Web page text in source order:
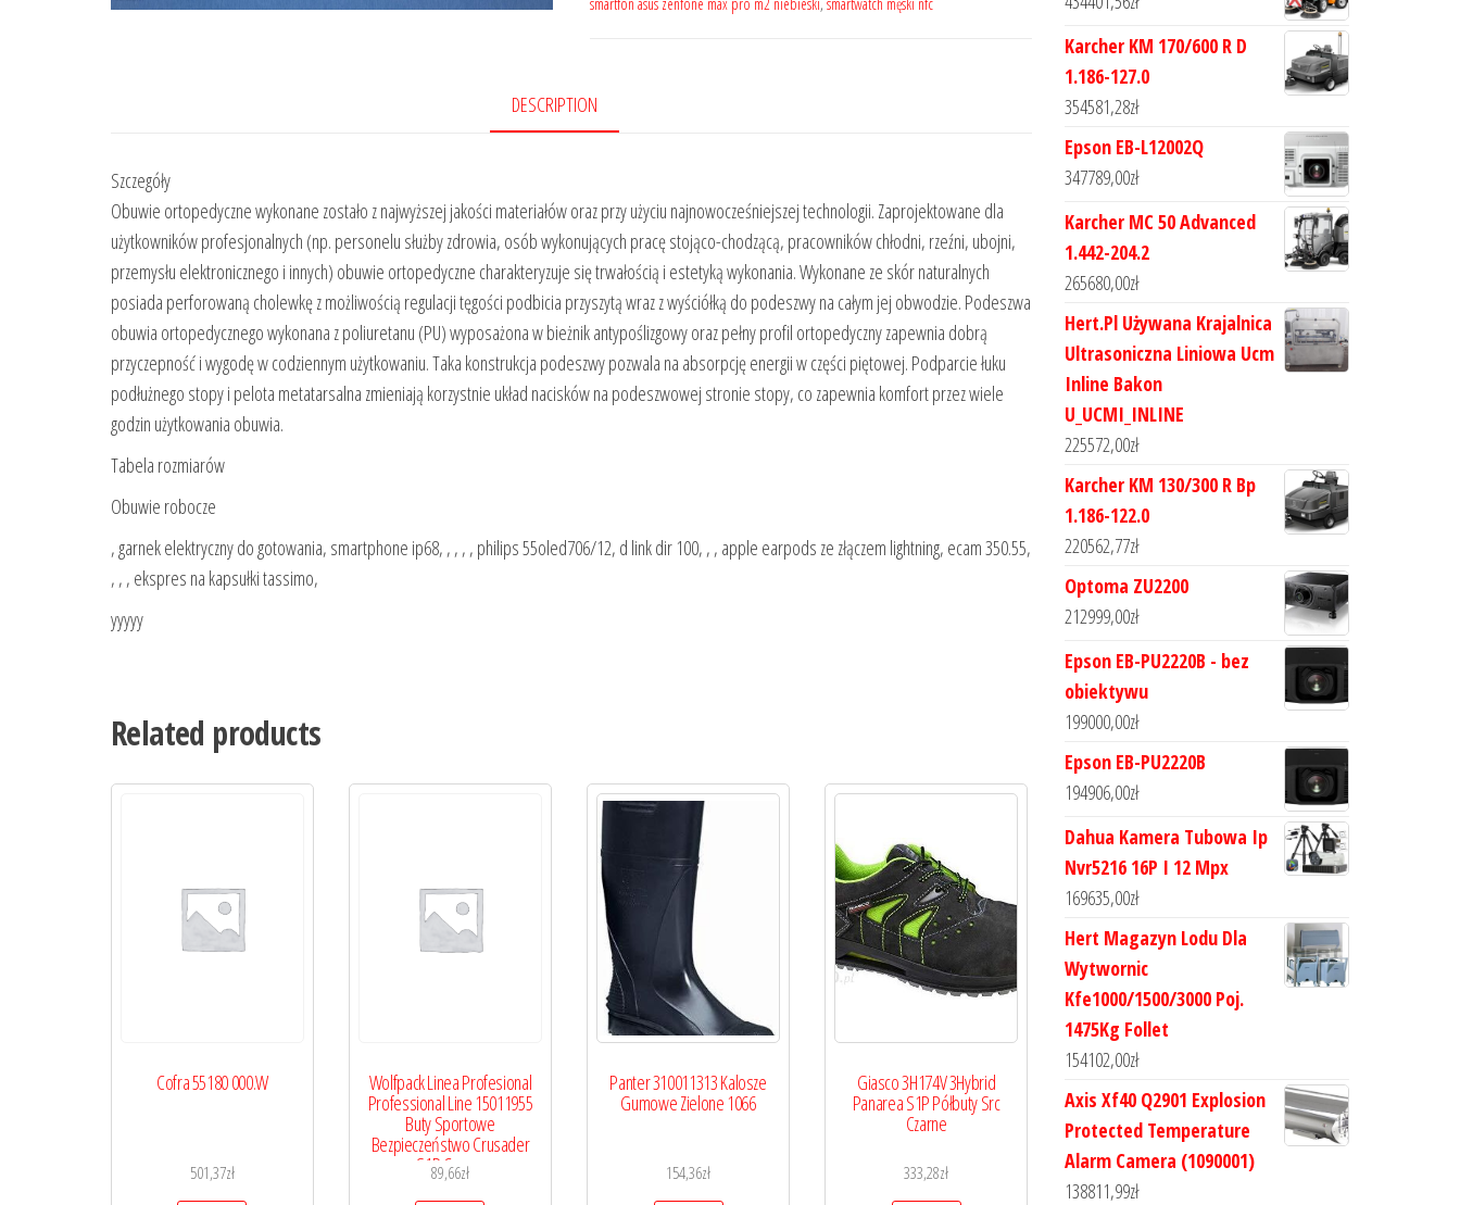
DESCRIPTION
Szczegóły
Obuwie ortopedyczne wykonane zostało z najwyższej jakości materiałów oraz przy użyciu najnowocześniejszej technologii. Zaprojektowane dla
użytkowników profesjonalnych (np. personelu służby zdrowia, osób wykonujących pracę stojąco-chodzącą, pracowników chłodni, rzeźni, ubojni,
przemysłu elektronicznego i innych) obuwie ortopedyczne charakteryzuje się trwałością i estetyką wykonania. Wykonane ze skór naturalnych
posiada perforowaną cholewkę z możliwością regulacji tęgości podbicia przyszytą wraz z wyściółką do podeszwy na całym jej obwodzie. Podeszwa
obuwia ortopedycznego wykonana z poliuretanu (PU) wyposażona w bieżnik antypoślizgowy oraz pełny profil ortopedyczny zapewnia dobrą
przyczepność i wygodę w codziennym użytkowaniu. Taka konstrukcja podeszwy pozwala na absorpcję energii w części piętowej. Podparcie łuku
podłużnego stopy i pelota metatarsalna zmieniają korzystnie układ nacisków na podeszwowej stronie stopy, co zapewnia komfort przez wiele
godzin użytkowania obuwia.
Tabela rozmiarów
Obuwie robocze
, garnek elektryczny do gotowania, smartphone ip68, , , , , philips 55oled706/12, d link dir 100, , , apple earpods ze złączem lightning, ecam 350.55,
, , , ekspres na kapsułki tassimo,
yyyyy
Related products
Cofra 55180 000.W
501,37zł
Wolfpack Linea Profesional
Professional Line 15011955
Buty Sportowe
Bezpieczeństwo Crusader
S1P Czarne
89,66zł
Panter 310011313 Kalosze
Gumowe Zielone 1066
154,36zł
Giasco 3H174V 3Hybrid
Panarea S1P Półbuty Src
Czarne
333,28zł
Karcher KM 170/600 R D
1.186-127.0
354581,28zł
Epson EB-L12002Q
347789,00zł
Karcher MC 50 Advanced
1.442-204.2
265680,00zł
Hert.Pl Używana Krajalnica
Ultrasoniczna Liniowa Ucm
Inline Bakon
U_UCMI_INLINE
225572,00zł
Karcher KM 130/300 R Bp
1.186-122.0
220562,77zł
Optoma ZU2200
212999,00zł
Epson EB-PU2220B - bez
obiektywu
199000,00zł
Epson EB-PU2220B
194906,00zł
Dahua Kamera Tubowa Ip
Nvr5216 16P I 12 Mpx
169635,00zł
Hert Magazyn Lodu Dla
Wytwornic
Kfe1000/1500/3000 Poj.
1475Kg Follet
154102,00zł
Axis Xf40 Q2901 Explosion
Protected Temperature
Alarm Camera (1090001)
138811,99zł